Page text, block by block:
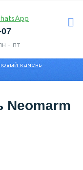
- пт
камень
Neomarm